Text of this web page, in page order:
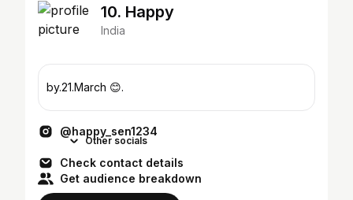
10. Happy
India
by.21.March 😊.
@happy_sen1234
Other socials
Check contact details
Get audience breakdown